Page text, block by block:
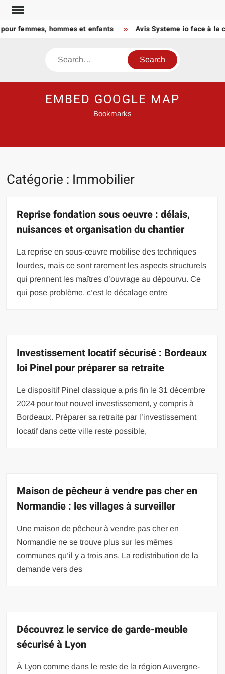
Skip
content
hommes et enfants Avis Systeme io face à la
Search
EMBED GOOGLE MAP
Bookmarks
Catégorie : Immobilier
Reprise fondation sous oeuvre : délais,
nuisances et organisation du chantier
La reprise en sous-œuvre mobilise des techniques
lourdes, mais ce sont rarement les aspects structurels
qui prennent les maîtres d’ouvrage au dépourvu. Ce
qui pose problème, c’est le décalage entre
Investissement locatif sécurisé : Bordeaux
loi Pinel pour préparer sa retraite
Le dispositif Pinel classique a pris fin le 31 décembre
2024 pour tout nouvel investissement, y compris à
Bordeaux. Préparer sa retraite par l’investissement
locatif dans cette ville reste possible,
Maison de pêcheur à vendre pas cher en
Normandie : les villages à surveiller
Une maison de pêcheur à vendre pas cher en
Normandie ne se trouve plus sur les mêmes
communes qu’il y a trois ans. La redistribution de la
demande vers des
Découvrez le service de garde-meuble
sécurisé à Lyon
À Lyon comme dans le reste de la région Auvergne-